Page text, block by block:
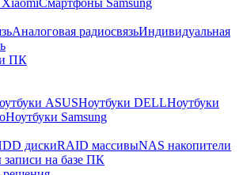
Смартфоны Samsung
Аналоговая радиосвязьИндивидуальная
и ПК
ASUSНоутбуки DELLНоутбуки
Ноутбуки Samsung
дискиRAID массивыNAS накопители
на базе ПК